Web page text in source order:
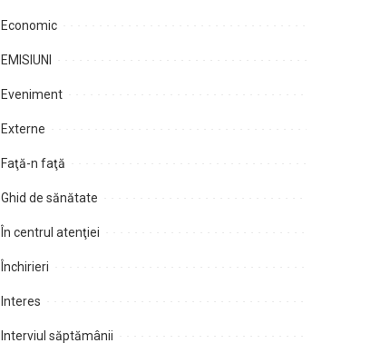
Economic
EMISIUNI
Eveniment
Externe
Faţă-n faţă
Ghid de sănătate
În centrul atenţiei
Închirieri
Interes
Interviul săptămânii